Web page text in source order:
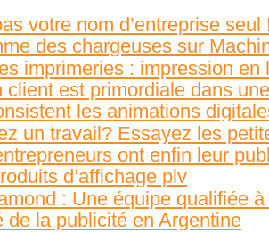
votre nom d’entreprise seul
des chargeuses sur
imprimeries : impression en
client est primordiale dans
les animations
un travail? Essayez les
ont enfin leur
d’affichage plv
: Une équipe qualifiée
de la publicité en Argentine